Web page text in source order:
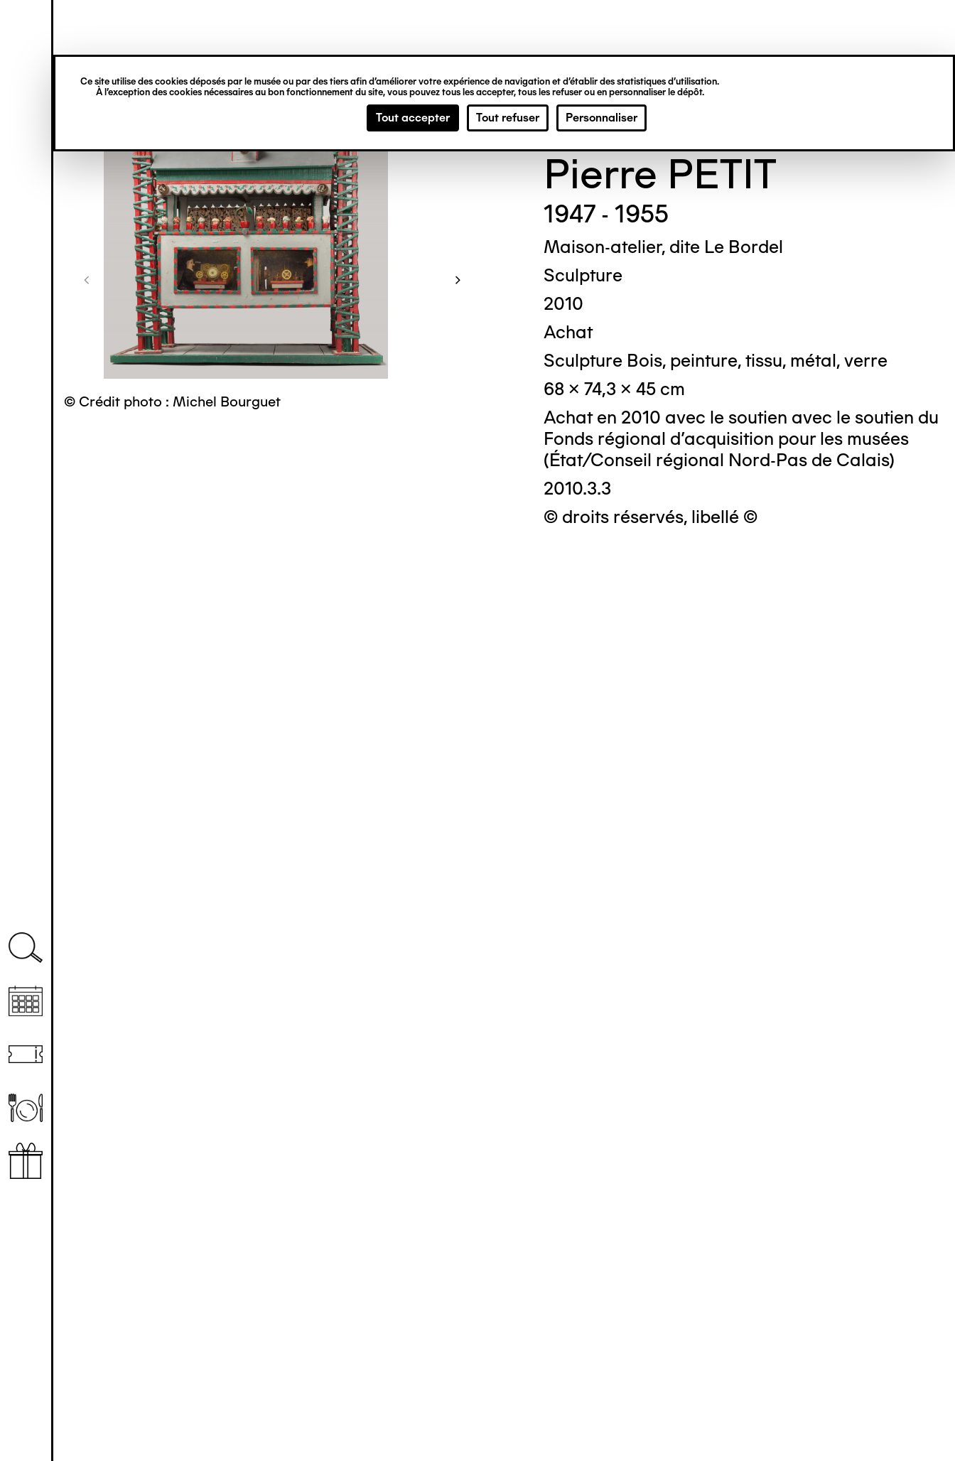
Ce site utilise des cookies déposés par le musée ou par des tiers afin d’améliorer votre expérience de navigation et d’établir des statistiques d’utilisation.
À l’exception des cookies nécessaires au bon fonctionnement du site, vous pouvez tous les accepter, tous les refuser ou en personnaliser le dépôt.
Tout accepter Tout refuser Personnaliser
principal
verticale
© Crédit photo : Michel Bourguet
© Crédit photo : Michel Bourguet
Raymonde PETIT,
Pierre PETIT
1947 - 1955
Maison-atelier, dite Le Bordel
Sculpture
2010
Achat
Sculpture Bois, peinture, tissu, métal, verre
68 x 74,3 x 45 cm
Achat en 2010 avec le soutien avec le soutien du
Fonds régional d'acquisition pour les musées
(État/Conseil régional Nord-Pas de Calais)
2010.3.3
© droits réservés, libellé ©